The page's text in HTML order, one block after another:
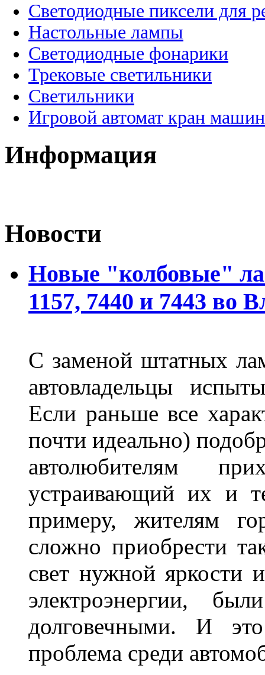
Светодиодные пиксели для
Настольные лампы
Светодиодные фонарики
Трековые светильники
Светильники
Игровой автомат кран
Информация
Новости
Новые "колбовые"
1157, 7440 и 7443 во
С заменой штатных
автовладельцы
Если раньше все
почти идеально)
автолюбителям
устраивающий их и
примеру, жителям
сложно приобрести
свет нужной яркости
электроэнергии,
долговечными. И
проблема среди